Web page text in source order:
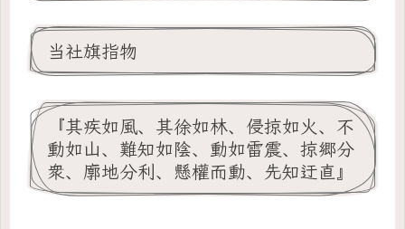
当社旗指物
『其疾如風、其徐如林、侵掠如火、不
動如山、難知如陰、動如雷震、掠郷分
衆、廓地分利、懸權而動、先知迂直』